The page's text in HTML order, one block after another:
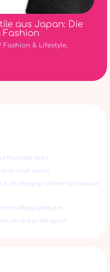
aus Japan: Die
Fashion
Fashion & Lifestyle,
Handeln lenkt
je moet weten
is de designer achter het nieuwe
im Alltag bedeutet
zo doe je dat goed